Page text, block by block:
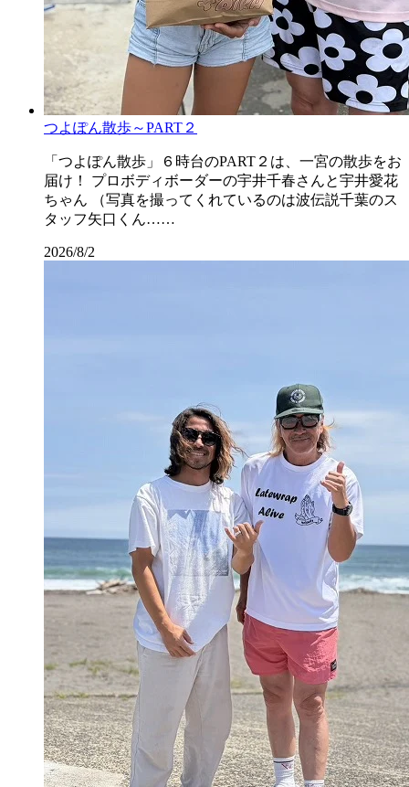
つよぽん散歩～PART２
「つよぽん散歩」６時台のPART２は、一宮の散歩をお
届け！ プロボディボーダーの宇井千春さんと宇井愛花
ちゃん （写真を撮ってくれているのは波伝説千葉のス
タッフ矢口くん……
2026/8/2